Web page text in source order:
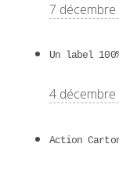
7 décembre
Un label
4 décembre
Action